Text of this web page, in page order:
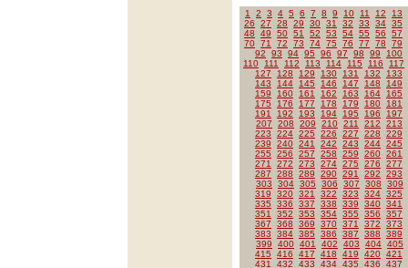
1 2 3 4 5 6 7 8 9 10 11 12
13
26
27 28 29 30 31 32 33 34 35
48
49 50 51 52 53 54 55 56
57
70 71 72 73 74 75 76 77 78
79
92
93 94 95 96 97 98 99
100
110
111 112 113 114 115 116
117
127
128 129 130 131 132
133
143
144 145 146 147 148
149
159
160 161 162 163 164
165
175
176 177 178 179 180
181
191
192 193 194 195 196
197
207
208 209 210 211 212
213
223
224 225 226 227 228
229
239
240 241 242 243 244 245
255
256 257 258 259 260 261
271
272 273 274 275 276
277
287
288 289 290 291 292
293
303
304 305 306 307 308
309
319
320 321 322 323 324 325
335
336 337 338 339 340 341
351
352 353 354 355 356
357
367
368 369 370 371 372
373
383
384 385 386 387 388
389
399
400 401 402 403 404 405
415
416 417 418 419 420 421
431
432 433 434 435 436
437